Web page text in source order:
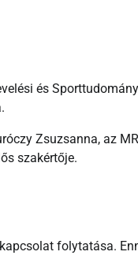
és
Zsuzsanna, az
szakértője.
folytatása.